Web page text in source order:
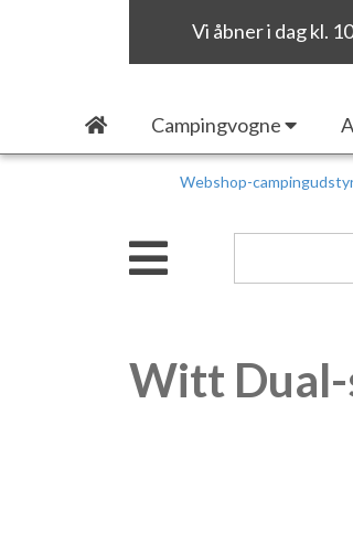
Vi åbner i dag kl.
Campingvogne
Webshop-
Witt